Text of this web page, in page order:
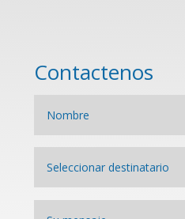
Contactenos